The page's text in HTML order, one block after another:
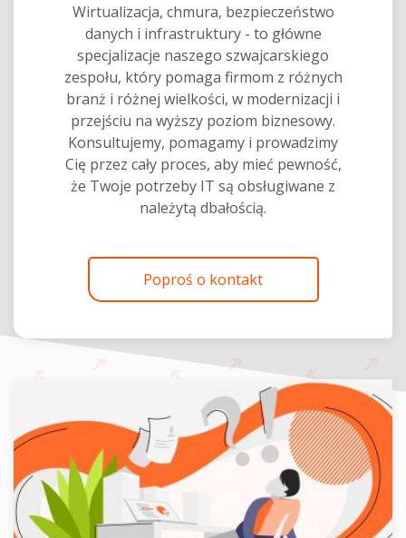
Wirtualizacja, chmura, bezpieczeństwo
danych i infrastruktury - to główne
specjalizacje naszego szwajcarskiego
zespołu, który pomaga firmom z różnych
branż i różnej wielkości, w modernizacji i
przejściu na wyższy poziom biznesowy.
Konsultujemy, pomagamy i prowadzimy
Cię przez cały proces, aby mieć pewność,
że Twoje potrzeby IT są obsługiwane z
należytą dbałością.
Poproś o kontakt